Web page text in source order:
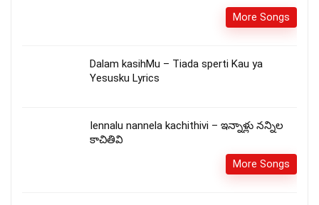
More Songs
Dalam kasihMu – Tiada sperti Kau ya
Yesusku Lyrics
Iennalu nannela kachithivi – ఇన్నాళ్లు నన్నిల
కాచితివి
More Songs